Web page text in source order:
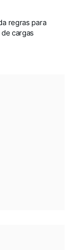
regras para
cargas